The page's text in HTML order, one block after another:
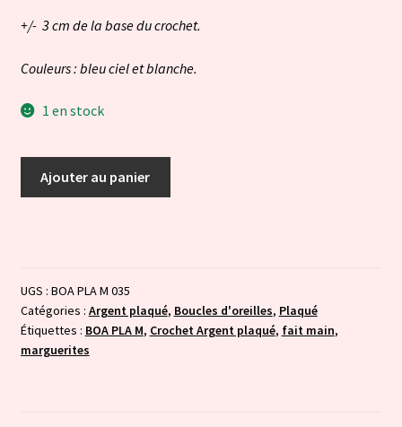
+/- 3 cm de la base du crochet.
Couleurs : bleu ciel et blanche.
1 en stock
blanche
Ajouter au panier
UGS : BOA PLA M 035
Catégories : Argent plaqué, Boucles d'oreilles, Plaqué
Étiquettes : BOA PLA M, Crochet Argent plaqué, fait main,
marguerites